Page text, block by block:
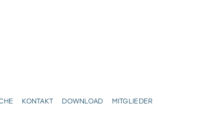
KONTAKT DOWNLOAD MITGLIEDER